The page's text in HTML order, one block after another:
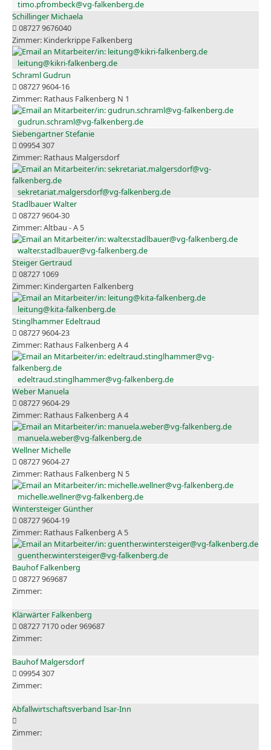
timo.pfrombeck@vg-falkenberg.de
Schillinger Michaela
08727 9676040
Kinderkrippe Falkenberg
leitung@kikri-falkenberg.de
Schraml Gudrun
08727 9604-16
Rathaus Falkenberg N 1
gudrun.schraml@vg-falkenberg.de
Siebengartner Stefanie
09954 307
Rathaus Malgersdorf
sekretariat.malgersdorf@vg-falkenberg.de
Stadlbauer Walter
08727 9604-30
Altbau - A 5
walter.stadlbauer@vg-falkenberg.de
Steiger Gertraud
08727 1069
Kindergarten Falkenberg
leitung@kita-falkenberg.de
Stinglhammer Edeltraud
08727 9604-23
Rathaus Falkenberg A 4
edeltraud.stinglhammer@vg-falkenberg.de
Weber Manuela
08727 9604-29
Rathaus Falkenberg A 4
manuela.weber@vg-falkenberg.de
Wellner Michelle
08727 9604-27
Rathaus Falkenberg N 5
michelle.wellner@vg-falkenberg.de
Wintersteiger Günther
08727 9604-19
Rathaus Falkenberg A 5
guenther.wintersteiger@vg-falkenberg.de
Bauhof Falkenberg
08727 969687
Klärwärter Falkenberg
08727 7170 oder 969687
Bauhof Malgersdorf
09954 307
Abfallwirtschaftsverband Isar-Inn